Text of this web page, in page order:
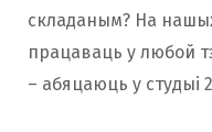
складаным? На
працаваць у любой
– абяцаюць у студыі